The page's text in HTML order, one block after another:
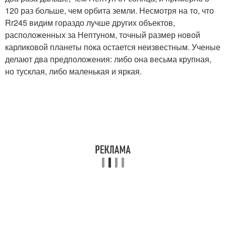
120 раз больше, чем орбита земли. Несмотря на то, что
Rr245 видим гораздо лучше других объектов,
расположенных за Нептуном, точный размер новой
карликовой планеты пока остается неизвестным. Ученые
делают два предположения: либо она весьма крупная,
но тусклая, либо маленькая и яркая.